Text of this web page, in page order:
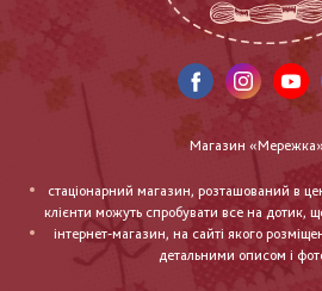
Магазин
стаціонарний магазин, розташований в
клієнти можуть спробувати все на дотик,
інтернет-магазин, на сайті якого
детальними описом і